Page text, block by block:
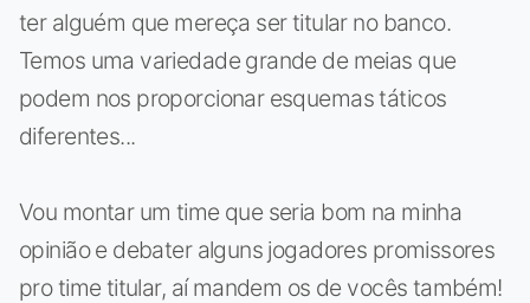
ter alguém que mereça ser titular no banco.
Temos uma variedade grande de meias que
podem nos proporcionar esquemas táticos
diferentes...
Vou montar um time que seria bom na minha
opinião e debater alguns jogadores promissores
pro time titular, aí mandem os de vocês também!